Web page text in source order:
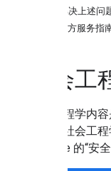
如何解决上述问
第三方服务指
社会
社会工程学内
站包含社会工
Console 的“安